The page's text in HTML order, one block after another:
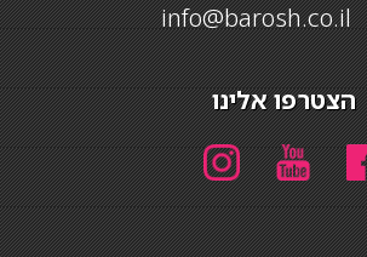
info@barosh.co.il
הצטרפו אלינו